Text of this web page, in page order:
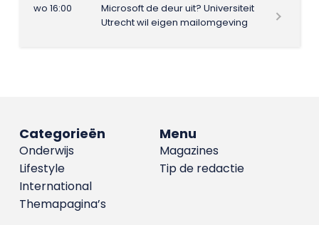
wo 16:00
Microsoft de deur uit? Universiteit
Utrecht wil eigen mailomgeving
Menu
Magazines
Tip de redactie
Categorieën
Onderwijs
Lifestyle
International
Themapagina’s